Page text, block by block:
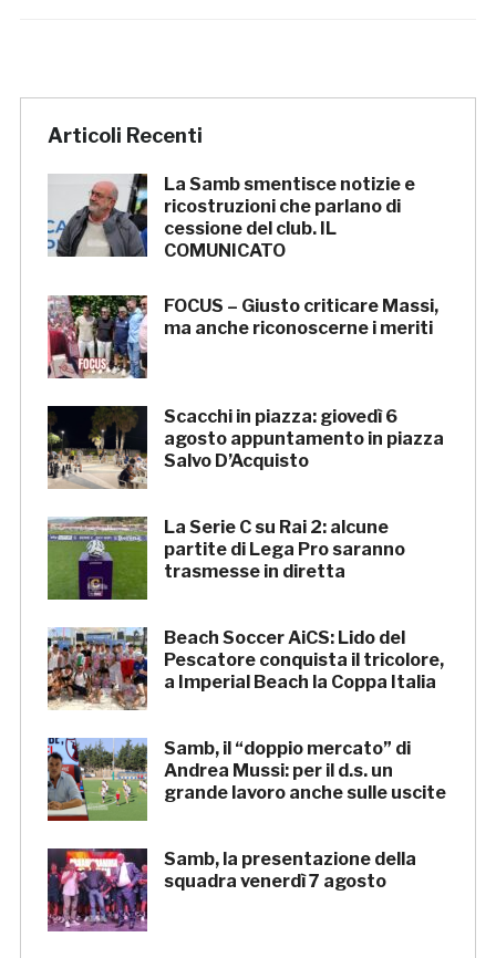
Articoli Recenti
La Samb smentisce notizie e
ricostruzioni che parlano di
cessione del club. IL
COMUNICATO
FOCUS – Giusto criticare Massi,
ma anche riconoscerne i meriti
Scacchi in piazza: giovedì 6
agosto appuntamento in piazza
Salvo D’Acquisto
La Serie C su Rai 2: alcune
partite di Lega Pro saranno
trasmesse in diretta
Beach Soccer AiCS: Lido del
Pescatore conquista il tricolore,
a Imperial Beach la Coppa Italia
Samb, il “doppio mercato” di
Andrea Mussi: per il d.s. un
grande lavoro anche sulle uscite
Samb, la presentazione della
squadra venerdì 7 agosto